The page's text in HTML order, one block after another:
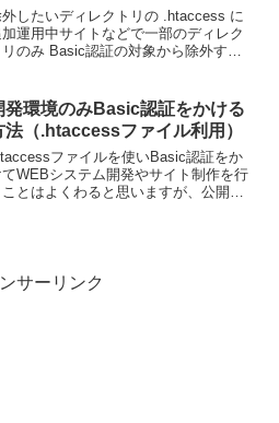
外したいディレクトリの .htaccess に
運用中サイトなどで一部のディレク
リのみ Basic認証の対象から除外する
al...
発環境のみBasic認証をかける
法（.htaccessファイル利用）
ファイルを使いBasic認証をか
てWEBシステム開発やサイト制作を行
ことはよくわると思いますが、公開時
サーリンク